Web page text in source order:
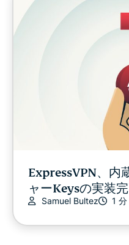
ExpressVPN、内
ャーKeysの実装
Samuel Bultez 1 分